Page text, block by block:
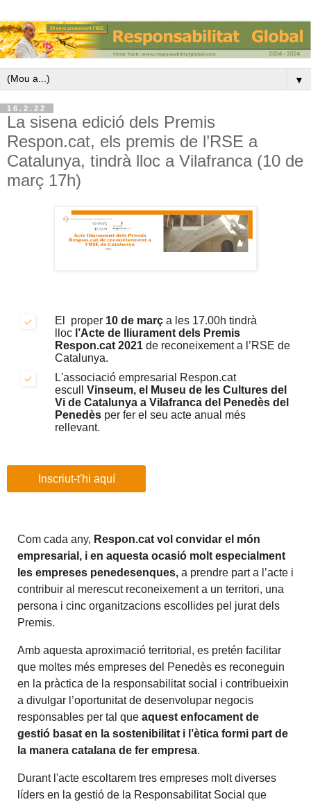
▼
16.2.22
La sisena edició dels Premis
Respon.cat, els premis de l’RSE a
Catalunya, tindrà lloc a Vilafranca (10 de
març 17h)
El proper 10 de març a les 17.00h tindrà
lloc l’Acte de lliurament dels Premis
Respon.cat 2021 de reconeixement a l’RSE de
Catalunya.
L'associació empresarial Respon.cat
escull
Vinseum, el Museu de les Cultures del
Vi de Catalunya a Vilafranca del Penedès del
Penedès per fer el seu acte anual més
rellevant.
Inscriut-t'hi aquí
Com cada any, Respon.cat vol convidar el món
empresarial, i en aquesta ocasió molt especialment
les empreses penedesenques, a prendre part a l’acte i
contribuir al merescut reconeixement a un territori, una
persona i cinc organitzacions escollides pel jurat dels
Premis.
Amb aquesta aproximació territorial, es pretén facilitar
que moltes més empreses del Penedès es reconeguin
en la pràctica de la responsabilitat social i contribueixin
a divulgar l’oportunitat de desenvolupar negocis
responsables per tal que aquest enfocament de
gestió basat en la sostenibilitat i l’ètica formi part de
la manera catalana de fer empresa.
Durant l'acte escoltarem tres empreses molt diverses
líders en la gestió de la Responsabilitat Social que